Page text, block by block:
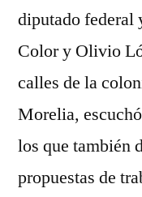
diputado
Color y Olivio
calles de la
Morelia,
los que también
propuestas de